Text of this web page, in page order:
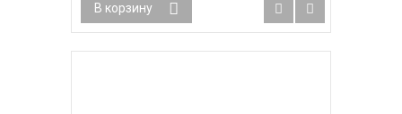
В корзину